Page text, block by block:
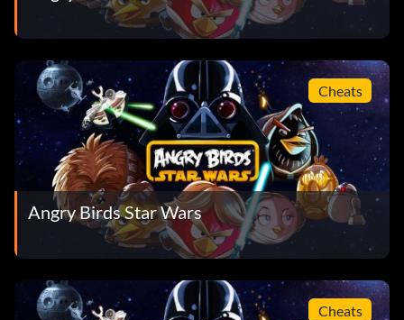
Cheats
Angry Birds Star Wars
Cheats